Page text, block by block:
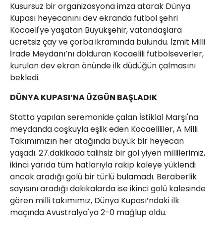
Kusursuz bir organizasyona imza atarak Dünya
Kupası heyecanını dev ekranda futbol şehri
Kocaeli'ye yaşatan Büyükşehir, vatandaşlara
ücretsiz çay ve çorba ikramında bulundu. İzmit Milli
İrade Meydanı’nı dolduran Kocaelili futbolseverler,
kurulan dev ekran önünde ilk düdüğün çalmasını
bekledi.
DÜNYA KUPASI’NA ÜZGÜN BAŞLADIK
Statta yapılan seremonide çalan İstiklal Marşı'na
meydanda coşkuyla eşlik eden Kocaelililer, A Milli
Takımımızın her atağında büyük bir heyecan
yaşadı. 27.dakikada talihsiz bir gol yiyen millilerimiz,
ikinci yarıda tüm hatlarıyla rakip kaleye yüklendi
ancak aradığı golü bir türlü bulamadı. Beraberlik
sayısını aradığı dakikalarda ise ikinci golü kalesinde
gören milli takımımız, Dünya Kupası’ndaki ilk
maçında Avustralya'ya 2-0 mağlup oldu.